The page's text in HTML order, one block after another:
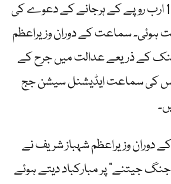
سے دائر کیے گئے 10 ارب روپے کے ہرجانے کے دعوے کی
ہوئی۔ سماعت کے دوران وزیراعظم
کے ذریعے عدالت میں جرح کے
کی سماعت ایڈیشنل سیشن جج
دوران وزیراعظم شہباز شریف نے
”جنگ جیتنے“ پر مبارکباد دیتے ہوئے